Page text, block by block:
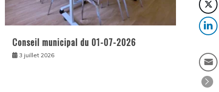
Conseil municipal du 01-07-2026
3 juillet 2026